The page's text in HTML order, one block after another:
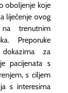
oboljenje koje
liječenje ovog
trenutnim
Preporuke
za
pacijenata s
s ciljem
s interesima